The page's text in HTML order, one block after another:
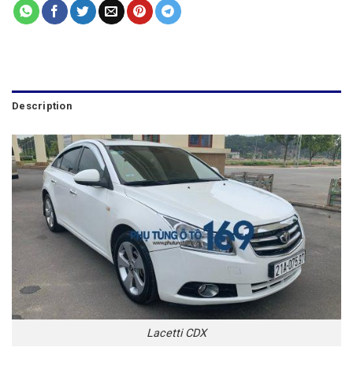
Description
Lacetti CDX